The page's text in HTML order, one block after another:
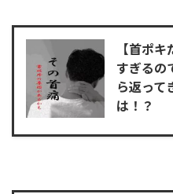
【首ポ
すぎるの
ら返って
は！？